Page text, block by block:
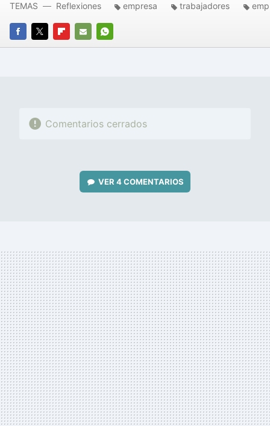
FACEBOOK
TWITTERFLIPBOARD
E-
WHATSAPP
TEMAS Reflexiones empresa trabajadores
Comentarios cerrados
VER 4 COMENTARIOS